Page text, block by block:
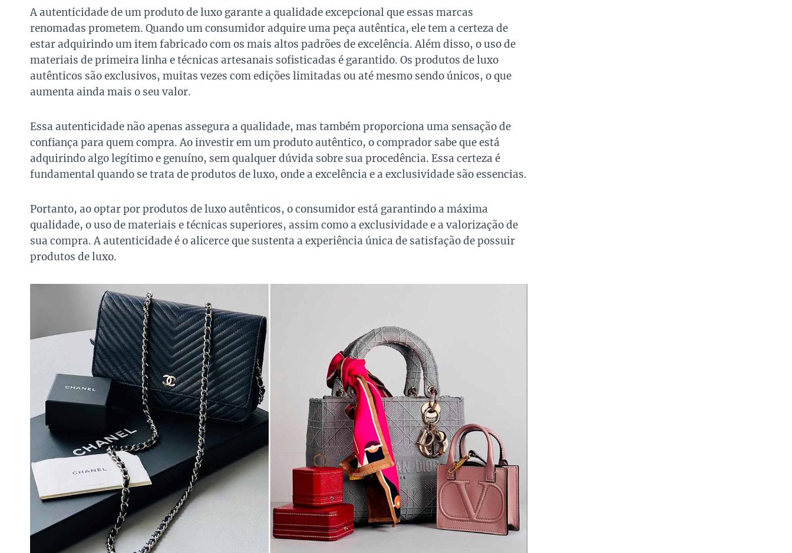
A autenticidade de um produto de luxo garante a qualidade excepcional que essas marcas
renomadas prometem. Quando um consumidor adquire uma peça autêntica, ele tem a certeza de
estar adquirindo um item fabricado com os mais altos padrões de excelência. Além disso, o uso de
materiais de primeira linha e técnicas artesanais sofisticadas é garantido. Os produtos de luxo
autênticos são exclusivos, muitas vezes com edições limitadas ou até mesmo sendo únicos, o que
aumenta ainda mais o seu valor.
Essa autenticidade não apenas assegura a qualidade, mas também proporciona uma sensação de
confiança para quem compra. Ao investir em um produto autêntico, o comprador sabe que está
adquirindo algo legítimo e genuíno, sem qualquer dúvida sobre sua procedência. Essa certeza é
fundamental quando se trata de produtos de luxo, onde a excelência e a exclusividade são essencias.
Portanto, ao optar por produtos de luxo autênticos, o consumidor está garantindo a máxima
qualidade, o uso de materiais e técnicas superiores, assim como a exclusividade e a valorização de
sua compra. A autenticidade é o alicerce que sustenta a experiência única de satisfação de possuir
produtos de luxo.